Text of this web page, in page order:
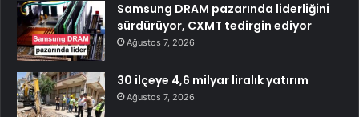
Samsung DRAM pazarında liderliğini
sürdürüyor, CXMT tedirgin ediyor
Ağustos 7, 2026
30 ilçeye 4,6 milyar liralık yatırım
Ağustos 7, 2026